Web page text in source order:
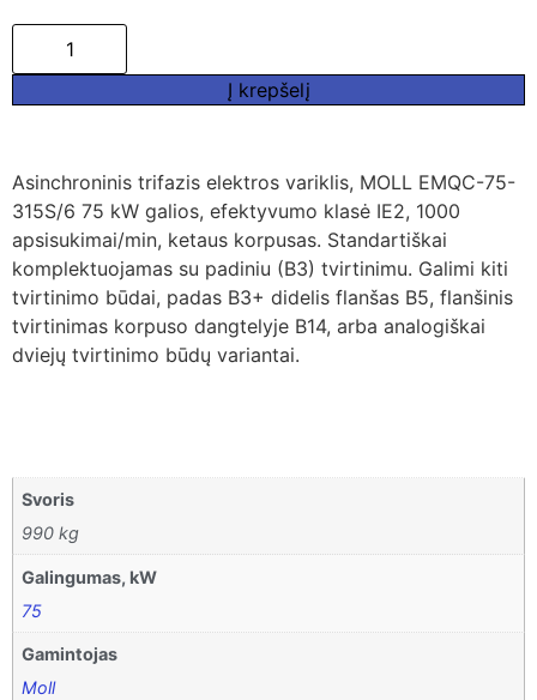
Į krepšelį
Asinchroninis trifazis elektros variklis, MOLL EMQC-75-
315S/6 75 kW galios, efektyvumo klasė IE2, 1000
apsisukimai/min, ketaus korpusas. Standartiškai
komplektuojamas su padiniu (B3) tvirtinimu. Galimi kiti
tvirtinimo būdai, padas B3+ didelis flanšas B5, flanšinis
tvirtinimas korpuso dangtelyje B14, arba analogiškai
dviejų tvirtinimo būdų variantai.
Svoris
990 kg
Galingumas, kW
75
Gamintojas
Moll